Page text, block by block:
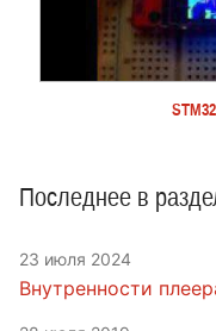
Последнее в
23 июля 2024
Внутренности